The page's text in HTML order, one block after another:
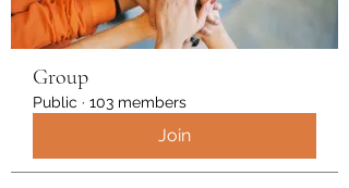
Group
Public · 103 members
Join